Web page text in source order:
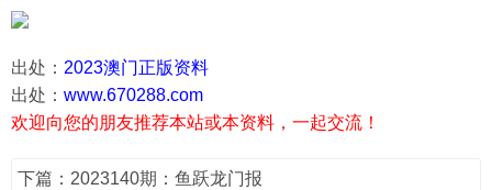
出处： 2023澳门正版资料
出处： www.670288.com
欢迎向您的朋友推荐本站或本资料，一起交流！
下篇：2023140期：鱼跃龙门报